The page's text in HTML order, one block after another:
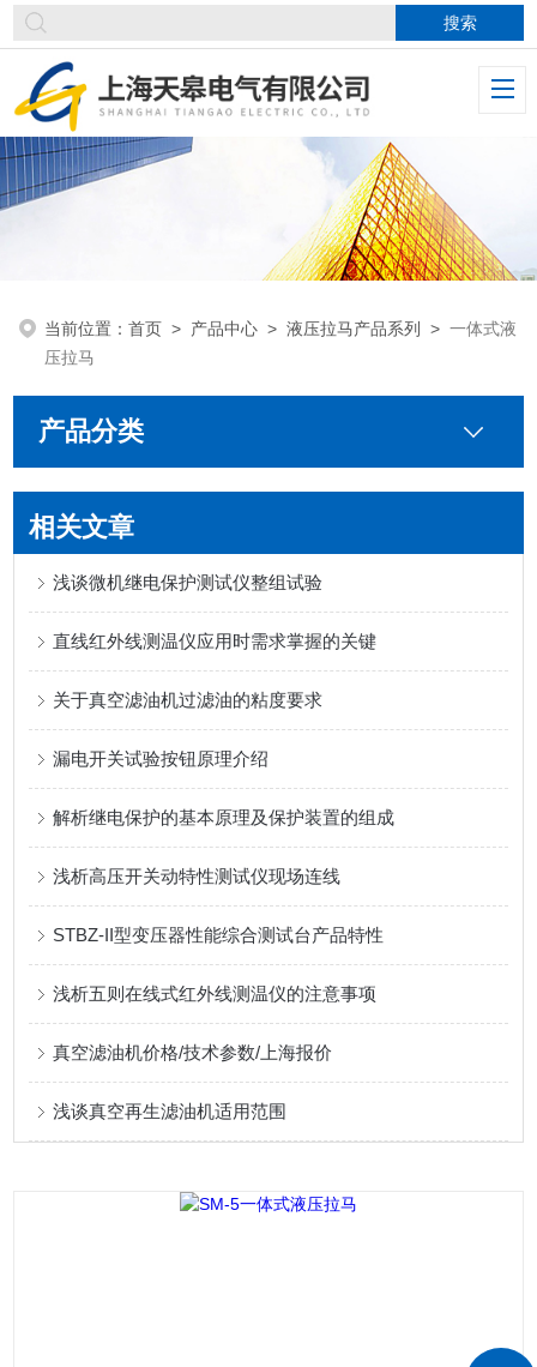
当前位置：首页 > 产品中心 >液压拉马产品系列 >一体式液
压拉马
产品分类
相关文章
浅谈微机继电保护测试仪整组试验
直线红外线测温仪应用时需求掌握的关键
关于真空滤油机过滤油的粘度要求
漏电开关试验按钮原理介绍
解析继电保护的基本原理及保护装置的组成
浅析高压开关动特性测试仪现场连线
STBZ-II型变压器性能综合测试台产品特性
浅析五则在线式红外线测温仪的注意事项
真空滤油机价格/技术参数/上海报价
浅谈真空再生滤油机适用范围